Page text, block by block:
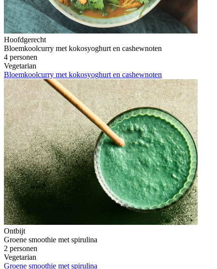
Hoofdgerecht
Bloemkoolcurry met kokosyoghurt en cashewnoten
4 personen
Vegetarian
Bloemkoolcurry met kokosyoghurt en cashewnoten
Ontbijt
Groene smoothie met spirulina
2 personen
Vegetarian
Groene smoothie met spirulina